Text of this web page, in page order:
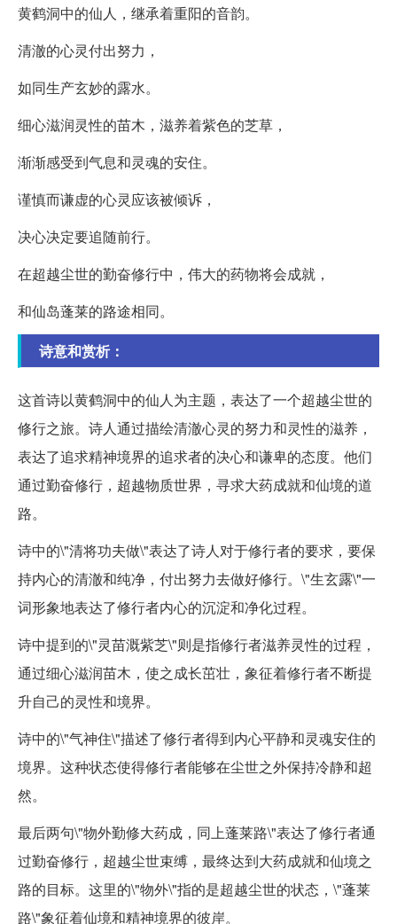
黄鹤洞中的仙人，继承着重阳的音韵。
清澈的心灵付出努力，
如同生产玄妙的露水。
细心滋润灵性的苗木，滋养着紫色的芝草，
渐渐感受到气息和灵魂的安住。
谨慎而谦虚的心灵应该被倾诉，
决心决定要追随前行。
在超越尘世的勤奋修行中，伟大的药物将会成就，
和仙岛蓬莱的路途相同。
诗意和赏析：
这首诗以黄鹤洞中的仙人为主题，表达了一个超越尘世的
修行之旅。诗人通过描绘清澈心灵的努力和灵性的滋养，
表达了追求精神境界的追求者的决心和谦卑的态度。他们
通过勤奋修行，超越物质世界，寻求大药成就和仙境的道
路。
诗中的\"清将功夫做\"表达了诗人对于修行者的要求，要保
持内心的清澈和纯净，付出努力去做好修行。\"生玄露\"一
词形象地表达了修行者内心的沉淀和净化过程。
诗中提到的\"灵苗溉紫芝\"则是指修行者滋养灵性的过程，
通过细心滋润苗木，使之成长茁壮，象征着修行者不断提
升自己的灵性和境界。
诗中的\"气神住\"描述了修行者得到内心平静和灵魂安住的
境界。这种状态使得修行者能够在尘世之外保持冷静和超
然。
最后两句\"物外勤修大药成，同上蓬莱路\"表达了修行者通
过勤奋修行，超越尘世束缚，最终达到大药成就和仙境之
路的目标。这里的\"物外\"指的是超越尘世的状态，\"蓬莱
路\"象征着仙境和精神境界的彼岸。